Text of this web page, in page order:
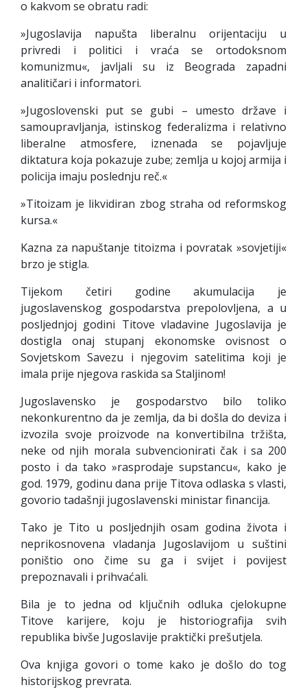
o kakvom se obratu radi:
»Jugoslavija napušta liberalnu orijentaciju u
privredi i politici i vraća se ortodoksnom
komunizmu«, javljali su iz Beograda zapadni
analitičari i informatori.
»Jugoslovenski put se gubi – umesto države i
samoupravljanja, istinskog federalizma i relativno
liberalne atmosfere, iznenada se pojavljuje
diktatura koja pokazuje zube; zemlja u kojoj armija i
policija imaju poslednju reč.«
»Titoizam je likvidiran zbog straha od reformskog
kursa.«
Kazna za napuštanje titoizma i povratak »sovjetiji«
brzo je stigla.
Tijekom četiri godine akumulacija je
jugoslavenskog gospodarstva prepolovljena, a u
posljednjoj godini Titove vladavine Jugoslavija je
dostigla onaj stupanj ekonomske ovisnost o
Sovjetskom Savezu i njegovim satelitima koji je
imala prije njegova raskida sa Staljinom!
Jugoslavensko je gospodarstvo bilo toliko
nekonkurentno da je zemlja, da bi došla do deviza i
izvozila svoje proizvode na konvertibilna tržišta,
neke od njih morala subvencionirati čak i sa 200
posto i da tako »rasprodaje supstancu«, kako je
god. 1979, godinu dana prije Titova odlaska s vlasti,
govorio tadašnji jugoslavenski ministar financija.
Tako je Tito u posljednjih osam godina života i
neprikosnovena vladanja Jugoslavijom u suštini
poništio ono čime su ga i svijet i povijest
prepoznavali i prihvaćali.
Bila je to jedna od ključnih odluka cjelokupne
Titove karijere, koju je historiografija svih
republika bivše Jugoslavije praktički prešutjela.
Ova knjiga govori o tome kako je došlo do tog
historijskog prevrata.